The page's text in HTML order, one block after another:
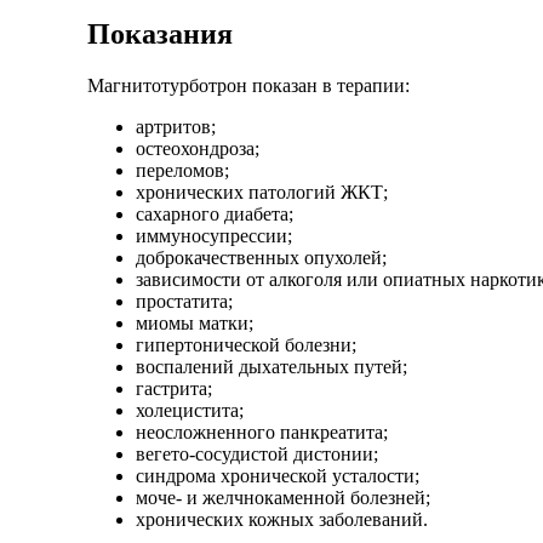
Показания
Магнитотурботрон показан в терапии:
артритов;
остеохондроза;
переломов;
хронических патологий ЖКТ;
сахарного диабета;
иммуносупрессии;
доброкачественных опухолей;
зависимости от алкоголя или опиатных
простатита;
миомы матки;
гипертонической болезни;
воспалений дыхательных путей;
гастрита;
холецистита;
неосложненного панкреатита;
вегето-сосудистой дистонии;
синдрома хронической усталости;
моче- и желчнокаменной болезней;
хронических кожных заболеваний.